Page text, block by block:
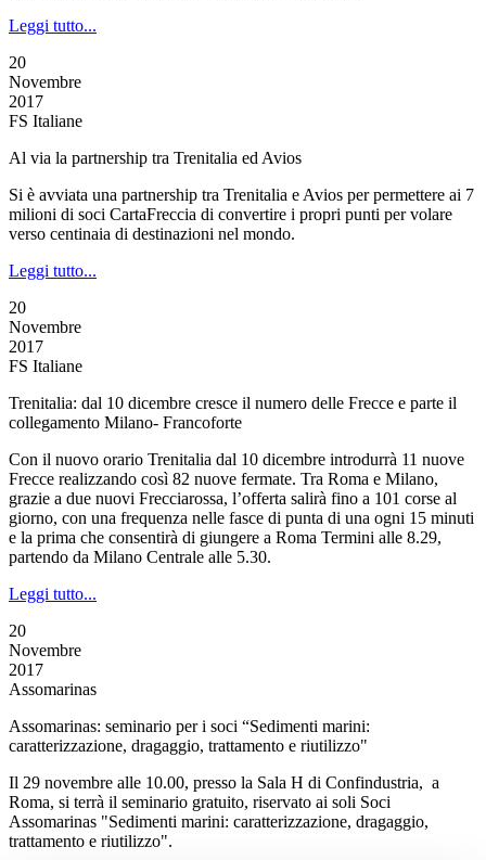
Leggi tutto...
20
Novembre
2017
FS Italiane
Al via la partnership tra Trenitalia ed Avios
Si è avviata una partnership tra Trenitalia e Avios per permettere ai 7
milioni di soci CartaFreccia di convertire i propri punti per volare
verso centinaia di destinazioni nel mondo.
Leggi tutto...
20
Novembre
2017
FS Italiane
Trenitalia: dal 10 dicembre cresce il numero delle Frecce e parte il
collegamento Milano- Francoforte
Con il nuovo orario Trenitalia dal 10 dicembre introdurrà 11 nuove
Frecce realizzando così 82 nuove fermate. Tra Roma e Milano,
grazie a due nuovi Frecciarossa, l’offerta salirà fino a 101 corse al
giorno, con una frequenza nelle fasce di punta di una ogni 15 minuti
e la prima che consentirà di giungere a Roma Termini alle 8.29,
partendo da Milano Centrale alle 5.30.
Leggi tutto...
20
Novembre
2017
Assomarinas
Assomarinas: seminario per i soci “Sedimenti marini:
caratterizzazione, dragaggio, trattamento e riutilizzo"
Il 29 novembre alle 10.00, presso la Sala H di Confindustria, a
Roma, si terrà il seminario gratuito, riservato ai soli Soci
Assomarinas "Sedimenti marini: caratterizzazione, dragaggio,
trattamento e riutilizzo".